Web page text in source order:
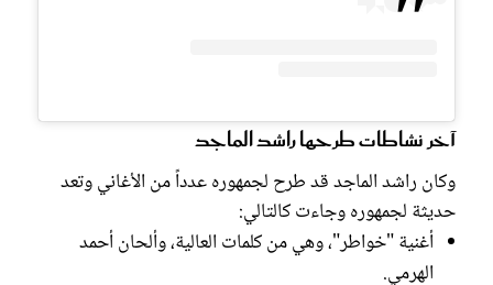
آخر نشاطات طرحها راشد الماجد
وكان راشد الماجد قد طرح لجمهوره عدداً من الأغاني وتعد
حديثة لجمهوره وجاءت كالتالي:
أغنية "خواطر"، وهي من كلمات العالية، وألحان أحمد
الهرمي.